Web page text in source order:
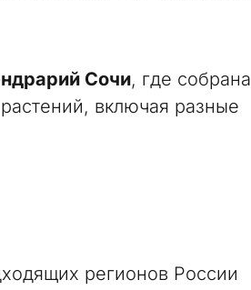
Сочи, где собрана
включая разные
регионов России